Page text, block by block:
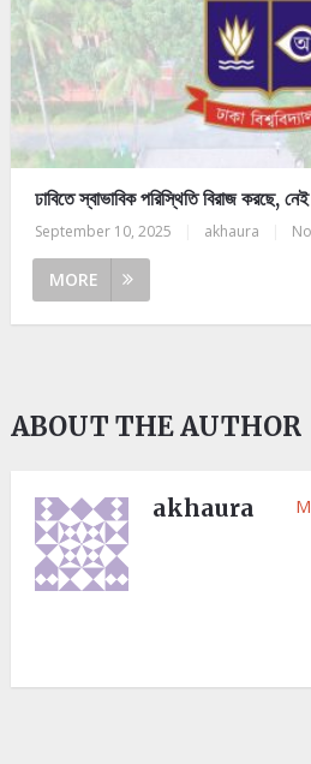
ঢাবিতে স্বাভাবিক পরিস্থিতি বিরাজ করছে,
September 10, 2025 akhaura
MORE
ABOUT THE AUTHOR
akhaura